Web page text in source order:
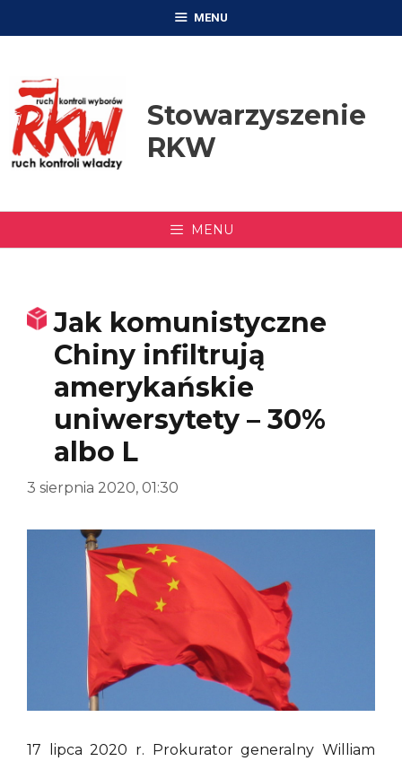
MENU
Stowarzyszenie
RKW
MENU
Jak komunistyczne
Chiny infiltrują
amerykańskie
uniwersytety – 30%
albo L
3 sierpnia 2020, 01:30
17 lipca 2020 r. Prokurator generalny William